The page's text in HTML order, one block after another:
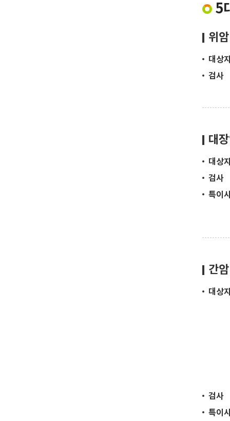
5
위
대상
검사
대
대상
검사
특이
간
대상
검사
특이